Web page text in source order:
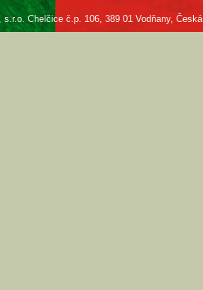
s.r.o. Chelčice č.p. 106, 389 01 Vodňany,